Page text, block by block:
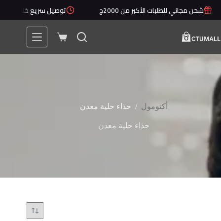
التجاوز
إلى شحن مجاني للطلبات الأكبر من 2000ج توصيل سريع خلال 1 - 5 أيام
عربة
أكتومول / حذاء حلية معدن
حذاء حلية معدن